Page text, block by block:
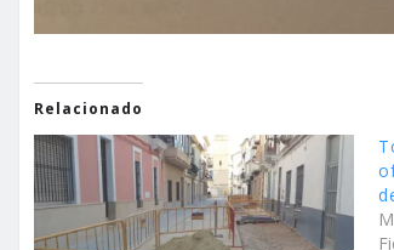
Relacionado